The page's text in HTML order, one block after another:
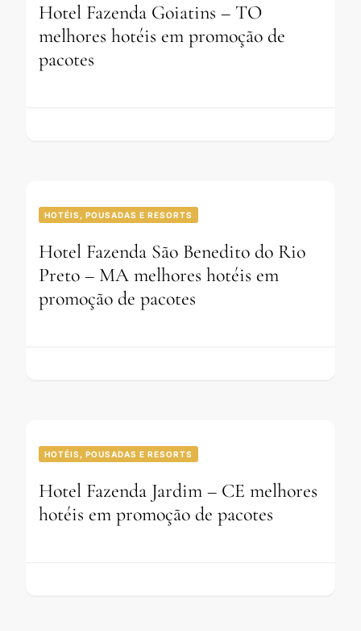
Hotel Fazenda Goiatins – TO
melhores hotéis em promoção de
pacotes
HOTÉIS, POUSADAS E RESORTS
Hotel Fazenda São Benedito do Rio
Preto – MA melhores hotéis em
promoção de pacotes
HOTÉIS, POUSADAS E RESORTS
Hotel Fazenda Jardim – CE melhores
hotéis em promoção de pacotes